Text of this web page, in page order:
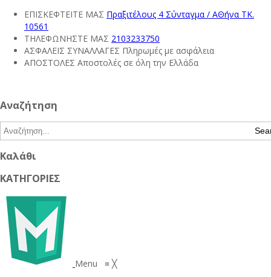
ΕΠΙΣΚΕΦΤΕΙΤΕ ΜΑΣ Πραξιτέλους 4 Σύνταγμα / ΑΘήνα ΤΚ.
10561
ΤΗΛΕΦΩΝΗΣΤΕ ΜΑΣ 2103233750
ΑΣΦΑΛΕΙΣ ΣΥΝΑΛΛΑΓΕΣ Πληρωμές με ασφάλεια
ΑΠΟΣΤΟΛΕΣ Αποστολές σε όλη την Ελλάδα
Αναζήτηση
Καλάθι
ΚΑΤΗΓΟΡΙΕΣ
Menu ≡ ╳